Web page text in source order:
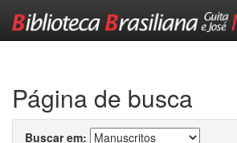
Página de busca
Buscar em: